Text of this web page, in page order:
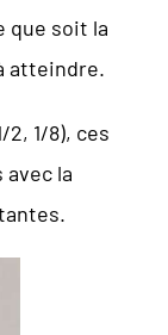
que soit la
atteindre.
1/8), ces
la